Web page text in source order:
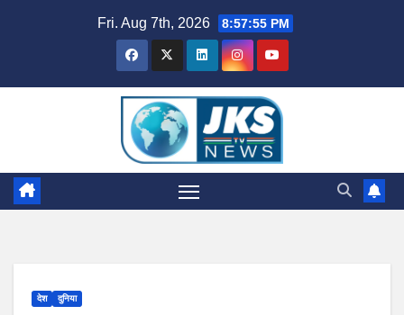
Fri. Aug 7th, 2026 8:57:56 PM
देश दुनिया